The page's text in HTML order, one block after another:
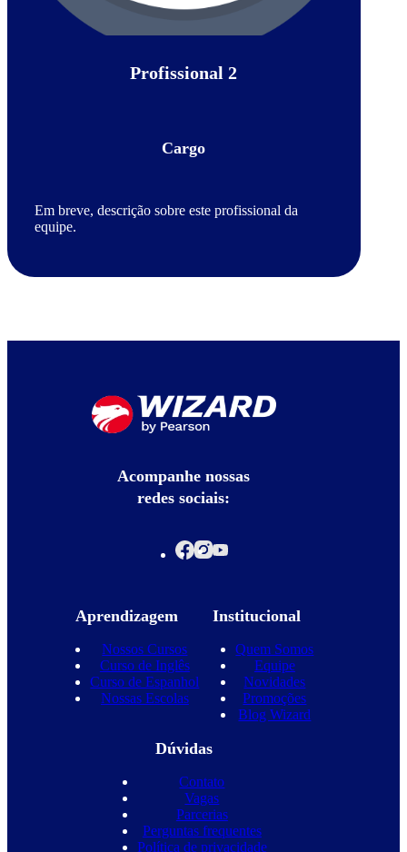
Profissional 2
Cargo
Em breve, descrição sobre este profissional da
equipe.
Acompanhe nossas
redes sociais:
Aprendizagem
Nossos Cursos
Curso de Inglês
Curso de Espanhol
Nossas Escolas
Institucional
Quem Somos
Equipe
Novidades
Promoções
Blog Wizard
Dúvidas
Contato
Vagas
Parcerias
Perguntas frequentes
Política de privacidade